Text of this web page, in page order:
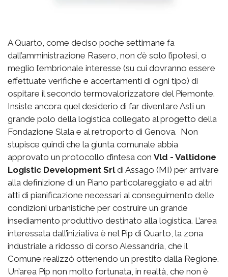
A Quarto, come deciso poche settimane fa
dall’amministrazione Rasero, non c’è solo l’ipotesi, o
meglio l’embrionale interesse (su cui dovranno essere
effettuate verifiche e accertamenti di ogni tipo) di
ospitare il secondo termovalorizzatore del Piemonte.
Insiste ancora quel desiderio di far diventare Asti un
grande polo della logistica collegato al progetto della
Fondazione Slala e al retroporto di Genova. Non
stupisce quindi che la giunta comunale abbia
approvato un protocollo d’intesa con Vld - Valtidone
Logistic Development Srldi Assago (MI) per arrivare
alla definizione di un Piano particolareggiato e ad altri
atti di pianificazione necessari al conseguimento delle
condizioni urbanistiche per costruire un grande
insediamento produttivo destinato alla logistica. L’area
interessata dall’iniziativa è nel Pip di Quarto, la zona
industriale a ridosso di corso Alessandria, che il
Comune realizzò ottenendo un prestito dalla Regione.
Un’area Pip non molto fortunata, in realtà, che non è